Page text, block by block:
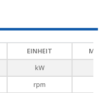
EINHEIT
kW
rpm